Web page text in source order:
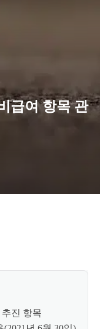
급여 항목 관
진 항목